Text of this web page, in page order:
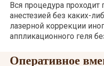
Вся процедура
анестезией без каких-
лазерной коррекции
аппликационного геля
Оперативное